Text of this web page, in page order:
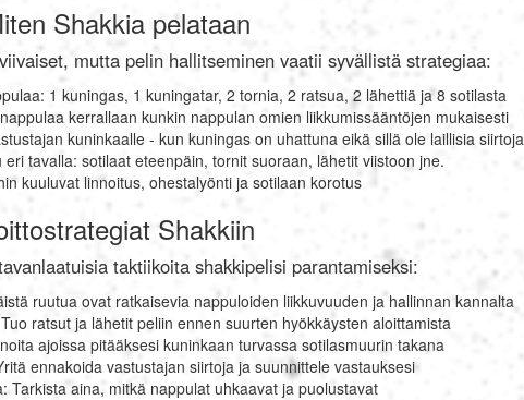
Shakkia pelataan
mutta pelin hallitseminen vaatii syvällistä strategiaa:
1 kuningas, 1 kuningatar, 2 tornia, 2 ratsua, 2 lähettiä ja 8 sotilasta
kerrallaan kunkin nappulan omien liikkumissääntöjen mukaisesti
kuninkaalle - kun kuningas on uhattuna eikä sillä ole laillisia siirtoja
tavalla: sotilaat eteenpäin, tornit suoraan, lähetit viistoon jne.
kuuluvat linnoitus, ohestalyönti ja sotilaan korotus
Shakkiin
taktiikoita shakkipelisi parantamiseksi:
ruutua ovat ratkaisevia nappuloiden liikkuvuuden ja hallinnan kannalta
ratsut ja lähetit peliin ennen suurten hyökkäysten aloittamista
ajoissa pitääksesi kuninkaan turvassa sotilasmuurin takana
ennakoida vastustajan siirtoja ja suunnittele vastauksesi
Tarkista aina, mitkä nappulat uhkaavat ja puolustavat